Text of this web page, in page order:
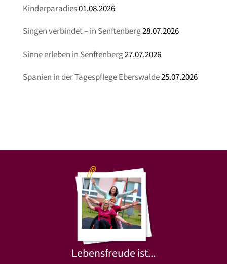
Kinderparadies01.08.2026
Singen verbindet – in Senftenberg28.07.2026
Sinne erleben in Senftenberg27.07.2026
Spanien in der Tagespflege Eberswalde25.07.2026
Lebensfreude ist...